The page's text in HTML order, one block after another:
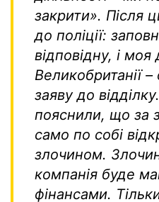
закрити». Після
до поліції:
відповідну, і
Великобританії
заяву до
пояснили, що за
само по собі
злочином.
компанія буде
фінансами.